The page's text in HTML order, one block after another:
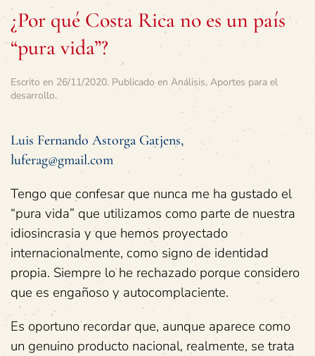
¿Por qué Costa Rica no es un país
“pura vida”?
Escrito en 26/11/2020. Publicado en Análisis, Aportes para el
desarrollo.
Luis Fernando Astorga Gatjens,
luferag@gmail.com
Tengo que confesar que nunca me ha gustado el
“pura vida” que utilizamos como parte de nuestra
idiosincrasia y que hemos proyectado
internacionalmente, como signo de identidad
propia. Siempre lo he rechazado porque considero
que es engañoso y autocomplaciente.
Es oportuno recordar que, aunque aparece como
un genuino producto nacional, realmente, se trata